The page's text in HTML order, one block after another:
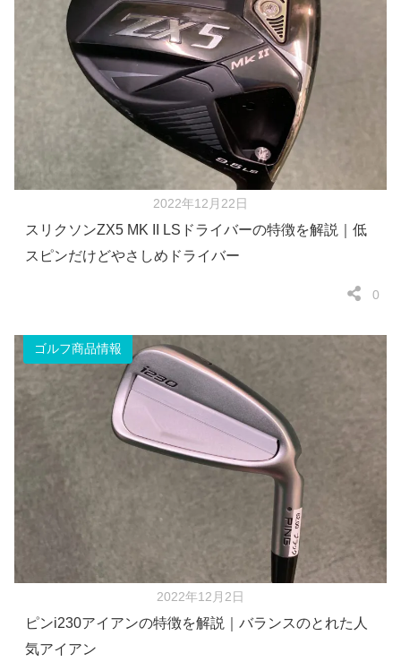
2022年12月22日
スリクソンZX5 MK II LSドライバーの特徴を解説｜低
スピンだけどやさしめドライバー
0
ゴルフ商品情報
2022年12月2日
ピンi230アイアンの特徴を解説｜バランスのとれた人
気アイアン